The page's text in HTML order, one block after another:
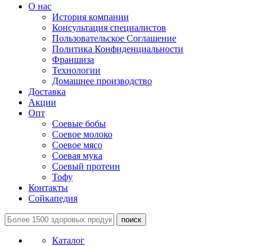
О нас
История компании
Консультация специалистов
Пользовательское Соглашение
Политика Конфиденциальности
Франшиза
Технологии
Домашнее производство
Доставка
Акции
Опт
Соевые бобы
Соевое молоко
Соевое мясо
Соевая мука
Соевый протеин
Тофу
Контакты
Сойкапедия
поиск
Каталог